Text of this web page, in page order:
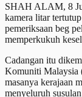
SHAH ALAM, 8
kamera litar
pemeriksaan beg
memperkukuh
Cadangan itu
Komuniti Malaysia
masanya kerajaan
menyeluruh